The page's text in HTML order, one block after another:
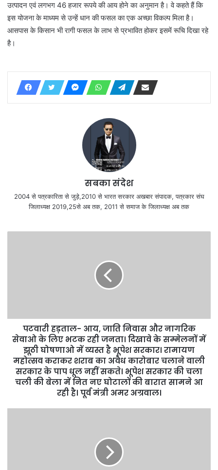
उत्पादन एवं लगभग 46 हजार रूपये की आय होने का अनुमान है। वे कहते हैं कि
इस योजना के माध्यम से उन्हें धान की फसल का एक अच्छा विकल्प मिला है।
आसपास के किसान भी रागी फसल के लाभ से प्रभावित होकर इसमें रूचि दिखा रहे
है।
सबका संदेश
2004 से पत्रकारिता से जुड़े,2010 से भारत सरकार अखबार संपादक, पत्रकार संघ
जिलाध्यक्ष 2019,25से अब तक, 2011 से समाज के जिलाध्यक्ष अब तक
पटवारी हड़ताल- आय, जाति निवास और नागरिक
सेवाओ के लिए भटक रही जनता। दिखावे के सम्मेलनों में
झूठी घोषणाओ में व्यस्त है भूपेश सरकार। रामायण
महोत्सव कराकर शराब का अवैध कारोबार चलाने वाली
सरकार के पाप धूल नहीं सकते। भूपेश सरकार की चला
चली की बेला में नित नए घोटालों की बारात सामने आ
रही है। पूर्व मंत्री अमर अग्रवाल।